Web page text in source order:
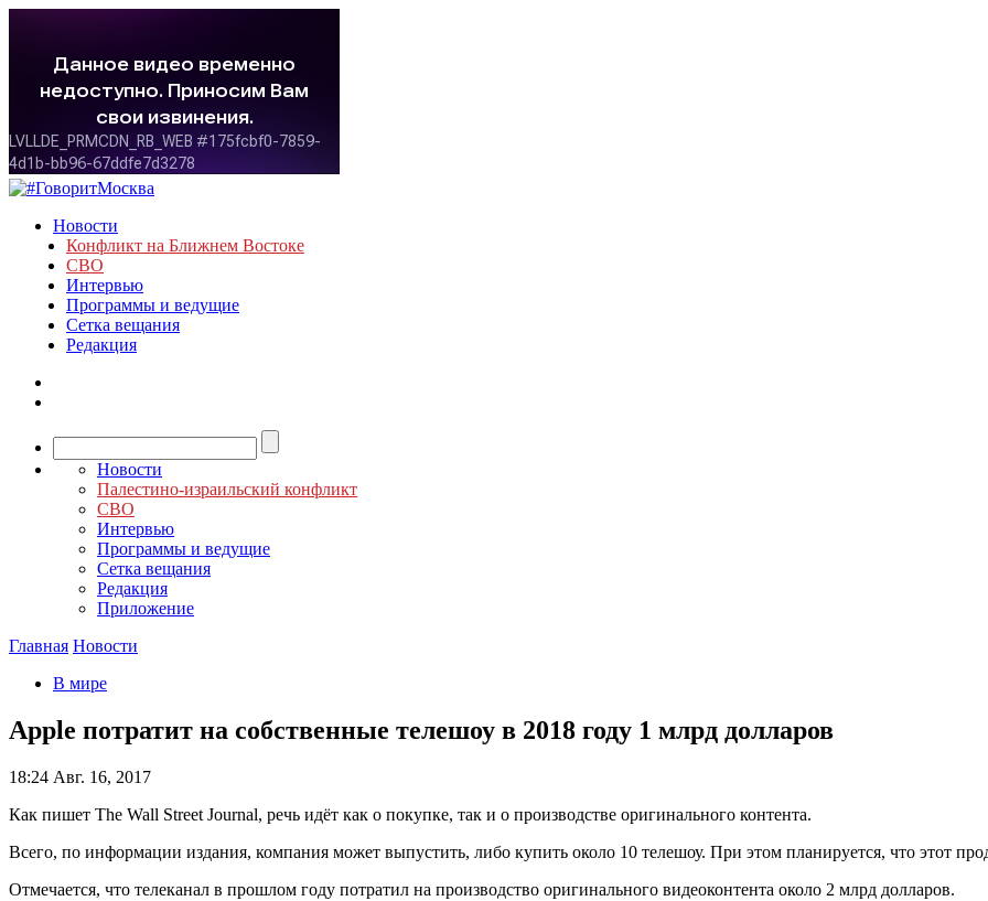
Новости
Конфликт на Ближнем Востоке
СВО
Интервью
Программы и ведущие
Сетка вещания
Редакция
Новости
Палестино-израильский конфликт
СВО
Интервью
Программы и ведущие
Сетка вещания
Редакция
Приложение
Главная Новости
В мире
Apple потратит на собственные телешоу в 2018 году 1 млрд долларов
18:24 Авг. 16, 2017
Как пишет The Wall Street Journal, речь идёт как о покупке, так и о производстве оригинального контента.
Всего, по информации издания, компания может выпустить, либо купить около 10 телешоу. При этом планируется, что этот
Отмечается, что телеканал в прошлом году потратил на производство оригинального видеоконтента около 2 млрд долларов.